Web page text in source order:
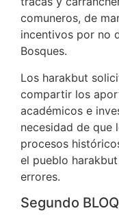
comuneros, de
incentivos por no
Bosques.
Los harakbut
compartir los
académicos e
necesidad de que
procesos
el pueblo
errores.
Segundo